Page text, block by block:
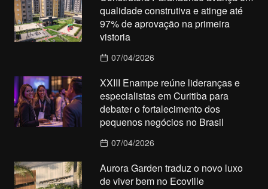
qualidade construtiva e atinge até
97% de aprovação na primeira
vistoria
07/04/2026
XXIII Enampe reúne lideranças e
especialistas em Curitiba para
debater o fortalecimento dos
pequenos negócios no Brasil
07/04/2026
Aurora Garden traduz o novo luxo
de viver bem no Ecoville